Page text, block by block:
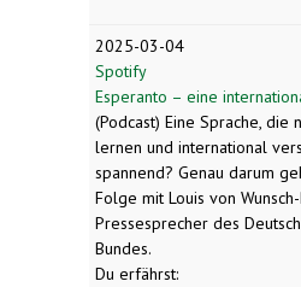
2025-03-04
Spotify
Esperanto – eine
(Podcast) Eine Sprache, die
lernen und international
spannend? Genau darum
Folge mit Louis von
Pressesprecher des
Bundes.
Du erfährst: